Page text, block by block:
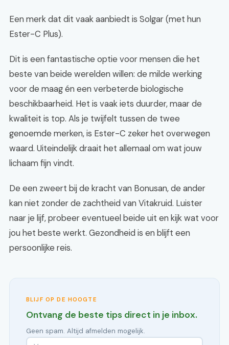
Een merk dat dit vaak aanbiedt is Solgar (met hun
Ester-C Plus).
Dit is een fantastische optie voor mensen die het
beste van beide werelden willen: de milde werking
voor de maag én een verbeterde biologische
beschikbaarheid. Het is vaak iets duurder, maar de
kwaliteit is top. Als je twijfelt tussen de twee
genoemde merken, is Ester-C zeker het overwegen
waard. Uiteindelijk draait het allemaal om wat jouw
lichaam fijn vindt.
De een zweert bij de kracht van Bonusan, de ander
kan niet zonder de zachtheid van Vitakruid. Luister
naar je lijf, probeer eventueel beide uit en kijk wat voor
jou het beste werkt. Gezondheid is en blijft een
persoonlijke reis.
BLIJF OP DE HOOGTE
Ontvang de beste tips direct in je inbox.
Geen spam. Altijd afmelden mogelijk.